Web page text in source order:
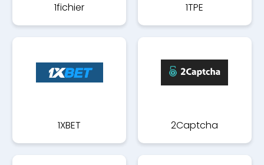
1fichier 1TPE
1XBET 2Captcha